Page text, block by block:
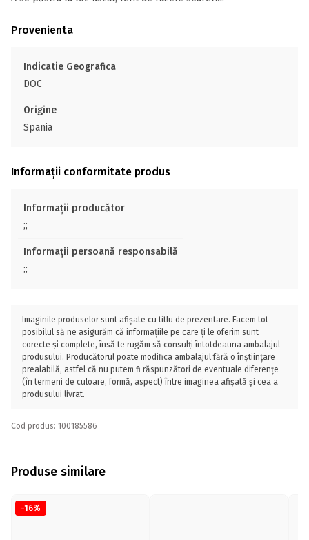
Provenienta
Indicatie Geografica
DOC
Origine
Spania
Informații conformitate produs
Informații producător
;;
Informații persoană responsabilă
;;
Imaginile produselor sunt afișate cu titlu de prezentare. Facem tot
posibilul să ne asigurăm că informațiile pe care ți le oferim sunt
corecte și complete, însă te rugăm să consulți întotdeauna ambalajul
produsului. Producătorul poate modifica ambalajul fără o înștiințare
prealabilă, astfel că nu putem fi răspunzători de eventuale diferențe
(în termeni de culoare, formă, aspect) între imaginea afișată și cea a
produsului livrat.
Cod produs: 100185586
Produse similare
-16%